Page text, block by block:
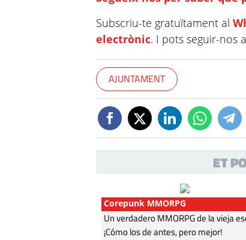
Subscriu-te gratuïtament al
electrònic. I pots seguir-nos a
AJUNTAMENT
ET
Corepunk MMORPG
Un verdadero MMORPG de la vieja
¡Cómo los de antes, pero mejor!